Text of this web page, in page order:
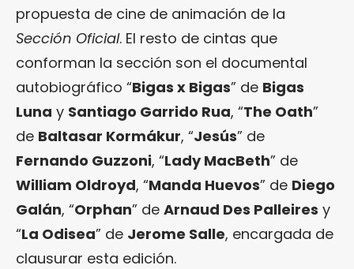
propuesta de cine de animación de la
Sección Oficial. El resto de cintas que
conforman la sección son el documental
autobiográfico “Bigas x Bigas” de Bigas
Luna y Santiago Garrido Rua, “The Oath”
de Baltasar Kormákur, “Jesús” de
Fernando Guzzoni, “Lady MacBeth” de
William Oldroyd, “Manda Huevos” de Diego
Galán, “Orphan” de Arnaud Des Palleires y
“La Odisea” de Jerome Salle, encargada de
clausurar esta edición.